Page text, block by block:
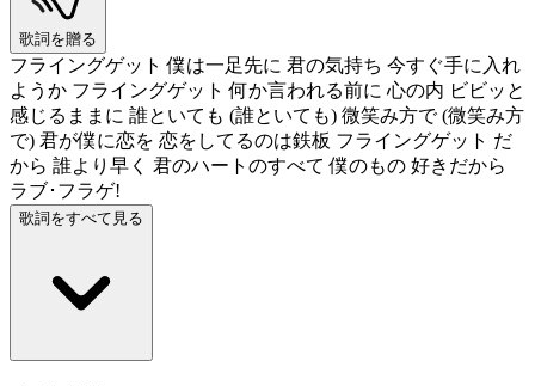
歌詞を贈る
フライングゲット 僕は一足先に 君の気持ち 今すぐ手に入れ
ようか フライングゲット 何か言われる前に 心の内 ビビッと
感じるままに 誰といても (誰といても) 微笑み方で (微笑み方
で) 君が僕に恋を 恋をしてるのは鉄板 フライングゲット だ
から 誰より早く 君のハートのすべて 僕のもの 好きだから
ラブ･フラゲ!
歌詞をすべて見る